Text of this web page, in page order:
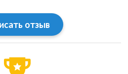
отзыв